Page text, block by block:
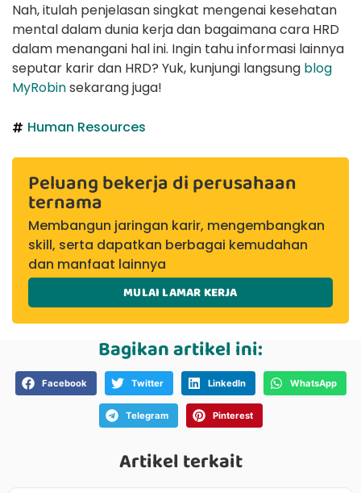
Nah, itulah penjelasan singkat mengenai kesehatan
mental dalam dunia kerja dan bagaimana cara HRD
dalam menangani hal ini. Ingin tahu informasi lainnya
seputar karir dan HRD? Yuk, kunjungi langsung blog
MyRobinsekarang juga!
Human Resources
Peluang bekerja di perusahaan
ternama
Membangun jaringan karir, mengembangkan
skill, serta dapatkan berbagai kemudahan
dan manfaat lainnya
MULAI LAMAR KERJA
Bagikan artikel ini:
Facebook Twitter LinkedIn WhatsApp
Telegram Pinterest
Artikel terkait